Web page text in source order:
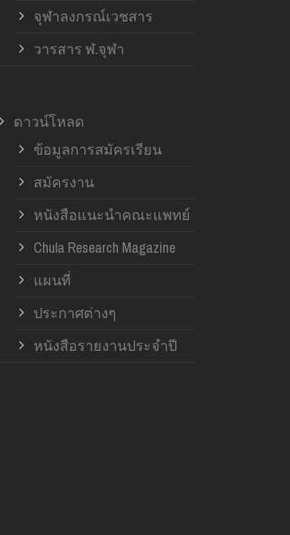
จุฬาลงกรณ์เวชสาร
วารสาร ฬ.จุฬา
ดาวน์โหลด
ข้อมูลการสมัครเรียน
สมัครงาน
หนังสือแนะนำคณะแพทย์
Chula Research Magazine
แผนที่
ประกาศต่างๆ
หนังสือรายงานประจำปี